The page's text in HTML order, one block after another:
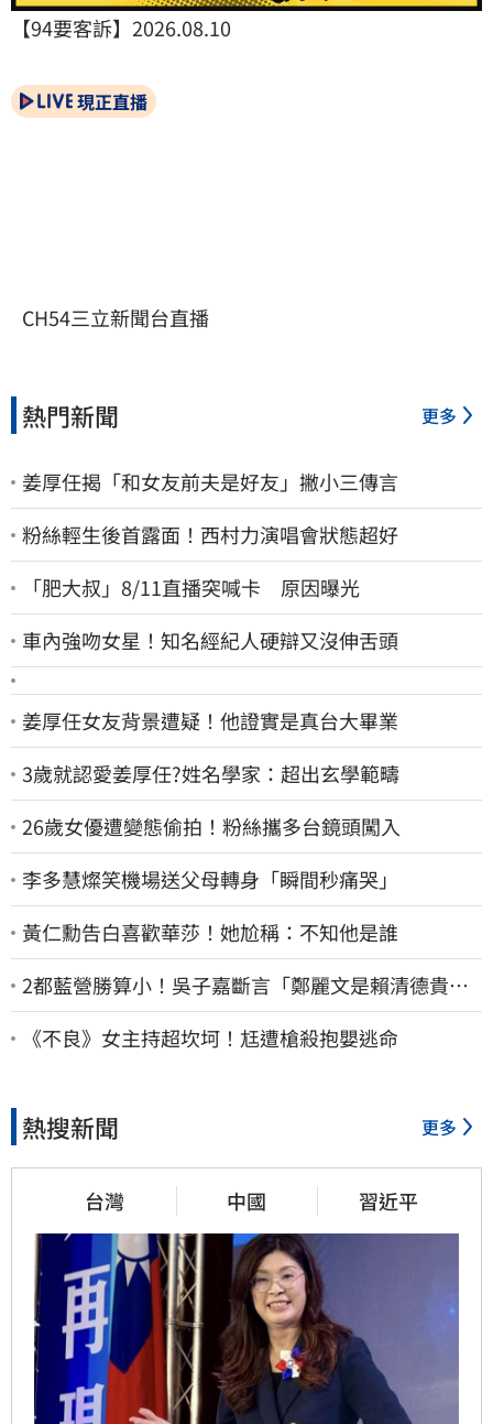
【94要客訴】2026.08.10
現正直播
CH54三立新聞台直播
熱門新聞 更多
姜厚任揭「和女友前夫是好友」撇小三傳言
粉絲輕生後首露面！西村力演唱會狀態超好
「肥大叔」8/11直播突喊卡 原因曝光
車內強吻女星！知名經紀人硬辯又沒伸舌頭
姜厚任女友背景遭疑！他證實是真台大畢業
3歲就認愛姜厚任?姓名學家：超出玄學範疇
26歲女優遭變態偷拍！粉絲攜多台鏡頭闖入
李多慧燦笑機場送父母轉身「瞬間秒痛哭」
黃仁勳告白喜歡華莎！她尬稱：不知他是誰
2都藍營勝算小！吳子嘉斷言「鄭麗文是賴清德貴
人」：保送2028連任總統
《不良》女主持超坎坷！尪遭槍殺抱嬰逃命
熱搜新聞 更多
台灣 中國 習近平